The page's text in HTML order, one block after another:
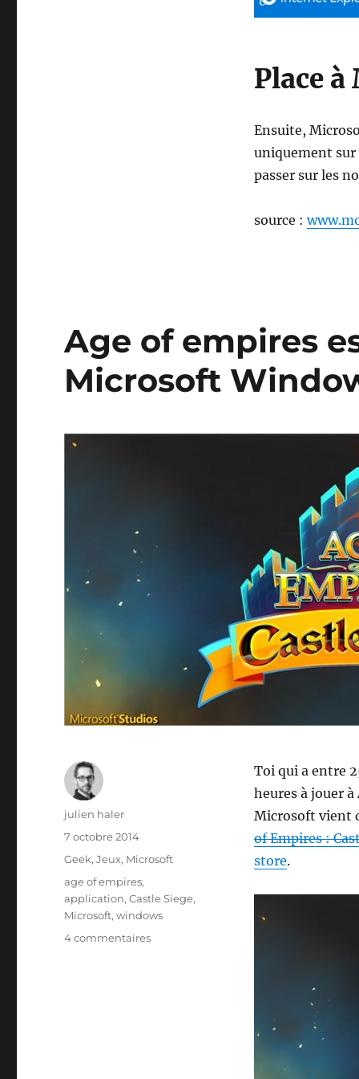
Place
Ensuite,
uniquement sur
passer sur les
source :
Age of empires
Microsoft
Toi qui a entre
heures à jouer
Microsoft vient
of Empires :
store.
Auteur
julien haler
Publié
le
7 octobre 2014
Catégories
Geek,Jeux, Microsoft
Étiquettes
age of empires,
application,Castle Siege,
Microsoft,windows
4 commentairessur